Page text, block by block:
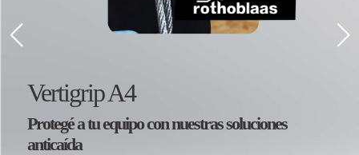
Vertigrip A4
Protegé a tu equipo con nuestras soluciones
anticaída